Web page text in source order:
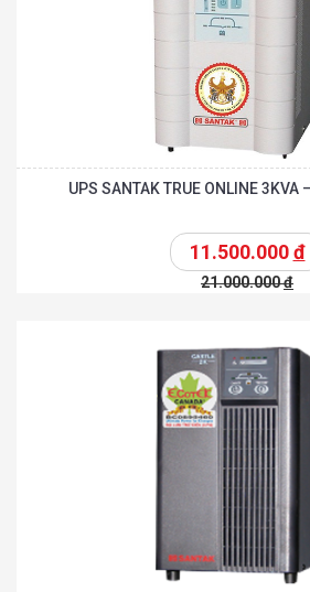
UPS SANTAK TRUE ONLINE
11.500.000đ
21.000.000đ